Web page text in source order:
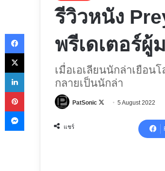
รีวิวหนัง
พรีเดเตอร์ผู้
เมื่อเอเลียนนักล่าเยือน
กลายเป็นนักล่า
PatSonic
Follow5 August 2022
แชร์
Facebook
X
LinkedIn
Pinterest
Messenger